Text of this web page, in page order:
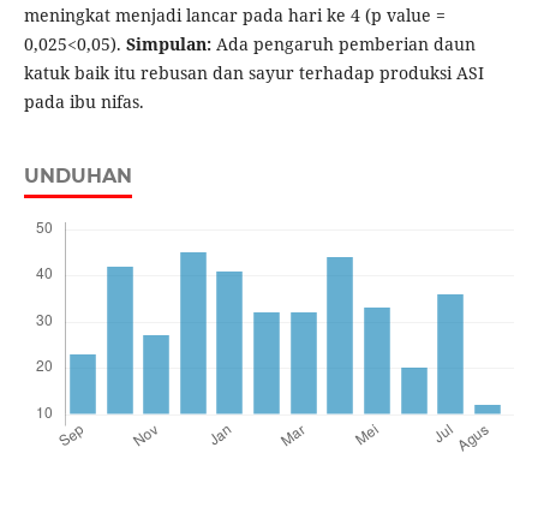
meningkat menjadi lancar pada hari ke 4 (p value =
0,025<0,05). Simpulan: Ada pengaruh pemberian daun
katuk baik itu rebusan dan sayur terhadap produksi ASI
pada ibu nifas.
UNDUHAN